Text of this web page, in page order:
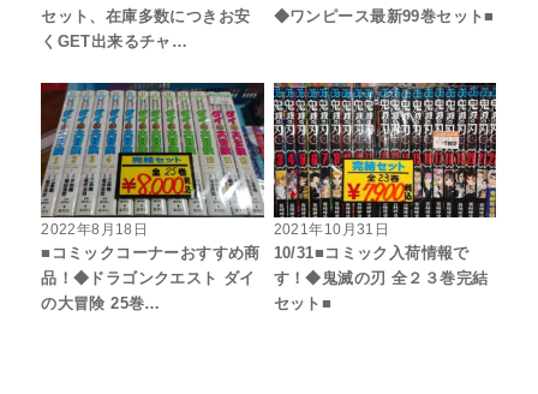
セット、在庫多数につきお安
くGET出来るチャ…
◆ワンピース最新99巻セット■
2022年8月18日
■コミックコーナーおすすめ商
品！◆ドラゴンクエスト ダイ
の大冒険 25巻…
2021年10月31日
10/31■コミック入荷情報で
す！◆鬼滅の刃 全２３巻完結
セット■